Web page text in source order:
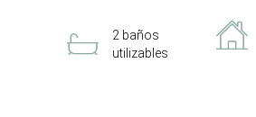
2 baños
utilizables